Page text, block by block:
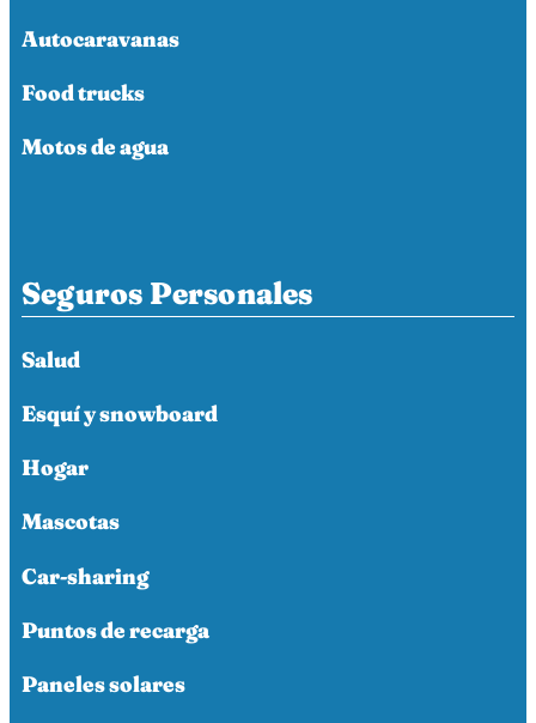
Autocaravanas
Food trucks
Motos de agua
Seguros Personales
Salud
Esquí y snowboard
Hogar
Mascotas
Car-sharing
Puntos de recarga
Paneles solares